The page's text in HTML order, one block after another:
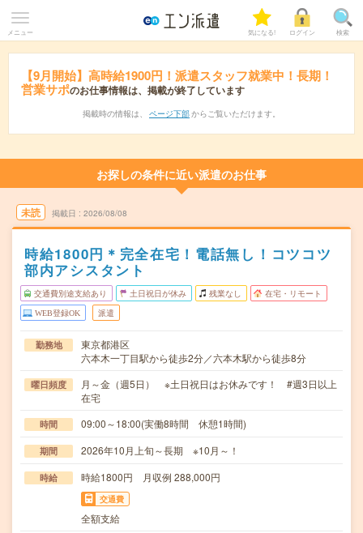
メニュー 気になる! ログイン 検索
【9月開始】高時給1900円！派遣スタッフ就業中！長期！
営業サポのお仕事情報は、掲載が終了しています
掲載時の情報は、 ページ下部 からご覧いただけます。
お探しの条件に近い派遣のお仕事
未読 掲載日 2026/08/08
時給1800円＊完全在宅！電話無し！コツコツ
部内アシスタント
交通費別途支給あり 土日祝日が休み 残業なし 在宅・リモート
WEB登録OK 派遣
勤務地
東京都港区
六本木一丁目駅から徒歩2分／六本木駅から徒歩8分
曜日頻度
月～金（週5日） ※土日祝日はお休みです！ #週3日以上
在宅
時間 09:00～18:00(実働8時間 休憩1時間)
期間 2026年10月上旬～長期 ※10月～！
時給 時給1800円 月収例 288,000円
交通費
全額支給